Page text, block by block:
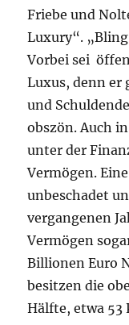
Friebe und
Luxury“.
Vorbei sei
Luxus, denn er
und
obszön. Auch
unter der
Vermögen.
unbeschadet
vergangenen
Vermögen
Billionen Euro
besitzen die
Hälfte, etwa 53